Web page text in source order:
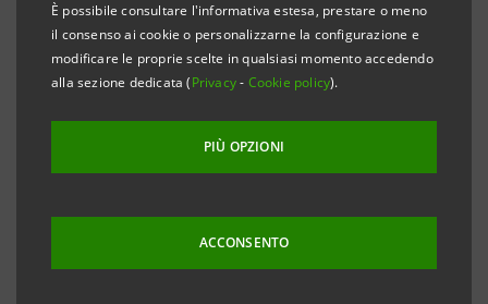
È possibile consultare l'informativa estesa, prestare o meno
il consenso ai cookie o personalizzarne la configurazione e
modificare le proprie scelte in qualsiasi momento accedendo
alla sezione dedicata (Privacy- Cookie policy).
PIÙ OPZIONI
ACCONSENTO
provincia di Rovigo è salito a 237,7 milioni di euro
nel 2013 (+26,6 mln di euro rispetto al 2008), il
12,4% in più rispetto al 2008
• Dal Polesine parte il primo incontro sul territorio
per valorizzare le eccellenze e annunciare un sito
di e-commerce per l’accesso ai mercati digitali